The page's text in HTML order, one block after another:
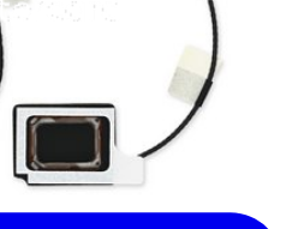
Lire d'abord les